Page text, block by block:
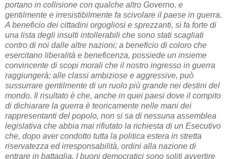
portano in collisione con qualche altro Governo, e
gentilmente e irresistibilmente fa scivolare il paese in guerra.
A beneficio dei cittadini orgogliosi e sprezzanti, si fa forte di
una lista degli insulti intollerabili che sono stati scagliati
contro di noi dalle altre nazioni; a beneficio di coloro che
esercitano liberalità e beneficenza, possiede un insieme
convincente di scopi morali che il nostro ingresso in guerra
raggiungerà; alle classi ambiziose e aggressive, può
sussurrare gentilmente di un ruolo più grande nei destini del
mondo. Il risultato è che, anche in quei paesi dove il compito
di dichiarare la guerra è teoricamente nelle mani dei
rappresentanti del popolo, non si sa di nessuna assemblea
legislativa che abbia mai rifiutato la richiesta di un Esecutivo
che, dopo aver condotto tutta la politica estera in stretta
riservatezza ed irresponsabilità, ordini alla nazione di
entrare in battaglia. I buoni democratici sono soliti avvertire